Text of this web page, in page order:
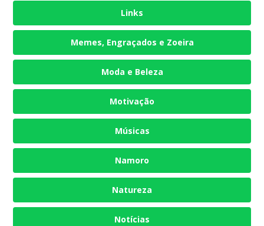
Links
Memes, Engraçados e Zoeira
Moda e Beleza
Motivação
Músicas
Namoro
Natureza
Notícias